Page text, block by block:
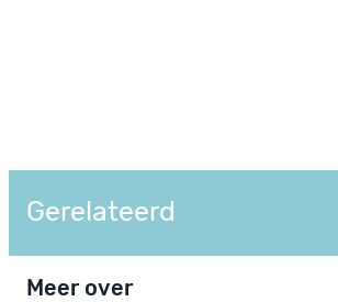
Gerelateerd
Meer over